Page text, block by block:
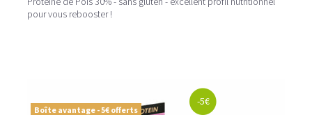
pour vous rebooster !
Boîte avantage - 5€ offerts
-5€